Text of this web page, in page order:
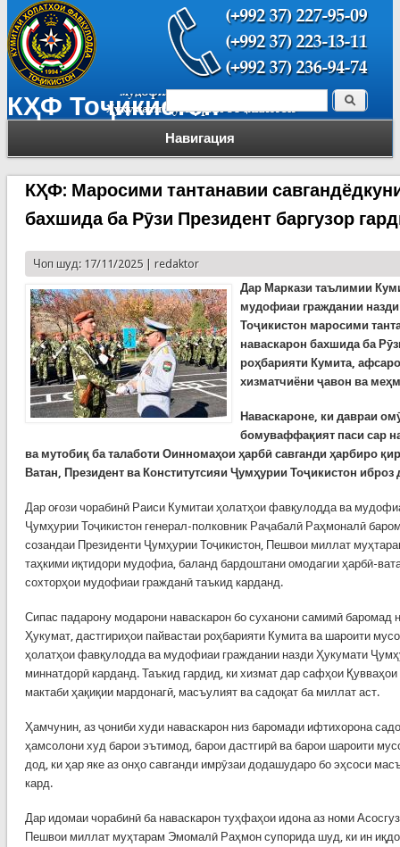
КҲФ Тоҷикистон
Навигация
Форма поиска Поиск
КҲФ: Маросими тантанавии
бахшида ба Рӯзи Президент баргузор
Чоп шуд: 17/11/2025 | redaktor
Дар Маркази таълимии
мудофиаи граждании
Тоҷикистон маросими
наваскарон бахшида ба
роҳбарияти Кумита,
хизматчиёни ҷавон ва
Наваскароне, ки давраи
бомуваффақият паси сар
ва мутобиқ ба талаботи Оинномаҳои ҳарбӣ савганди ҳарбиро
Ватан, Президент ва Конститутсияи Ҷумҳурии Тоҷикистон иброз
Дар оғози чорабинӣ Раиси Кумитаи ҳолатҳои фавқулодда ва
Ҷумҳурии Тоҷикистон генерал-полковник Раҷабалӣ Раҳмоналӣ
созандаи Президенти Ҷумҳурии Тоҷикистон, Пешвои миллат
таҳкими иқтидори мудофиа, баланд бардоштани омодагии ҳарбӣ-
сохторҳои мудофиаи гражданӣ таъкид карданд.
Сипас падарону модарони наваскарон бо суханони самимӣ баромад
Ҳукумат, дастгириҳои пайвастаи роҳбарияти Кумита ва шароити
ҳолатҳои фавқулодда ва мудофиаи граждании назди Ҳукумати
миннатдорӣ карданд. Таъкид гардид, ки хизмат дар сафҳои
мактаби ҳақиқии мардонагӣ, масъулият ва садоқат ба миллат аст.
Ҳамчунин, аз ҷониби худи наваскарон низ баромади ифтихорона
ҳамсолони худ барои эътимод, барои дастгирӣ ва барои шароити
дод, ки ҳар яке аз онҳо савганди имрӯзаи додашударо бо эҳсоси
кард.
Дар идомаи чорабинӣ ба наваскарон туҳфаҳои идона аз номи
Пешвои миллат муҳтарам Эмомалӣ Раҳмон супорида шуд, ки ин